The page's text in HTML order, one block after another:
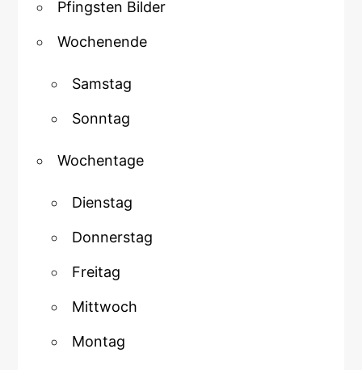
Pfingsten Bilder
Wochenende
Samstag
Sonntag
Wochentage
Dienstag
Donnerstag
Freitag
Mittwoch
Montag